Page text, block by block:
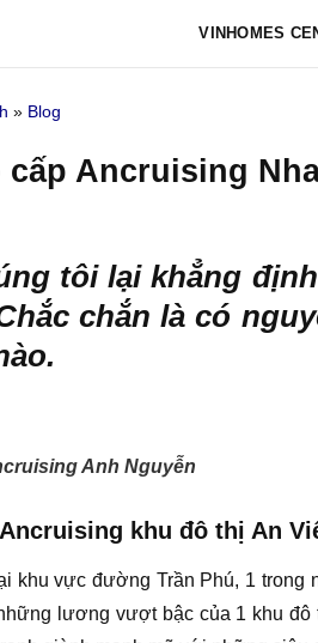
VINHOMES
» Blog
cấp Ancruising
tôi lại khẳng định
chắn là có
Anh Nguyễn
khu đô thị An
khu vực đường Trần Phú, 1
lương vượt bậc của 1 khu đô